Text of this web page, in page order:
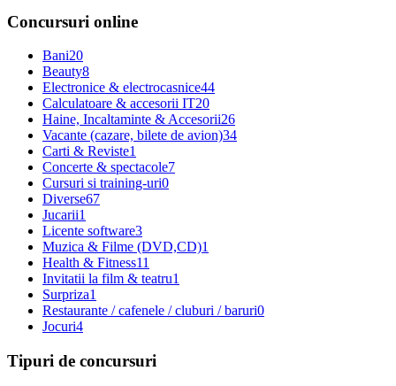
Concursuri online
Bani20
Beauty8
Electronice & electrocasnice44
Calculatoare & accesorii IT20
Haine, Incaltaminte & Accesorii26
Vacante (cazare, bilete de avion)34
Carti & Reviste1
Concerte & spectacole7
Cursuri si training-uri0
Diverse67
Jucarii1
Licente software3
Muzica & Filme (DVD,CD)1
Health & Fitness11
Invitatii la film & teatru1
Surpriza1
Restaurante / cafenele / cluburi / baruri0
Jocuri4
Tipuri de concursuri